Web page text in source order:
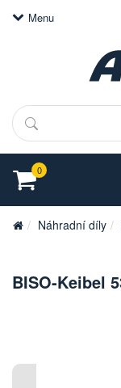
Menu
Hledat
0
Náhradní díly
BISO-Keibel